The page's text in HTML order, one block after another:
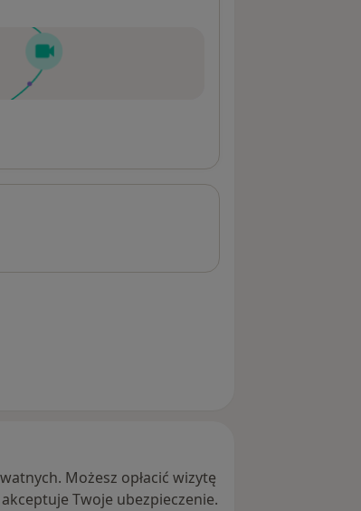
Możesz opłacić wizytę
Twoje ubezpieczenie.